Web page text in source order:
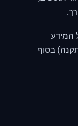
המידע
בסוף